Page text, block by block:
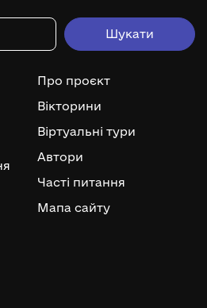
Про проєкт
Вікторини
Віртуальні тури
Автори
Часті питання
Мапа сайту